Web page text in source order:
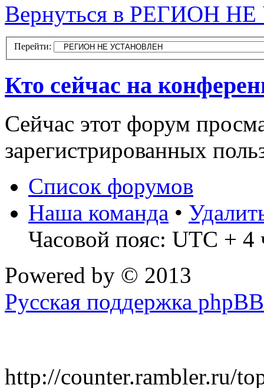
Вернуться в РЕГИОН
Перейти:
Кто сейчас на
Сейчас этот форум
зарегистрированных
Список форумов
Наша команда •
Часовой пояс: UTC + 4
Powered by © 2013
Русская поддержка phpBB
http://counter.rambler.ru/